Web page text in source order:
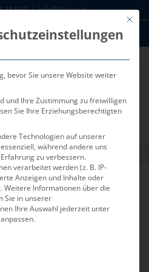
35 533 | info@fidarsi.de
Kunden Log-In
März 2018
Zurück Vor
März 2018
folgende
Mit
bevor Sie unsere Website weiter
und Ihre Zustimmung zu freiwilligen
Sie Ihre Erziehungsberechtigten
Technologien auf unserer
während andere uns
zu verbessern.
verarbeitet werden (z. B. IP-
Anzeigen und Inhalte oder
Weitere Informationen über die
Sie in unserer
Ihre Auswahl jederzeit unter
Gruppen, für die eine